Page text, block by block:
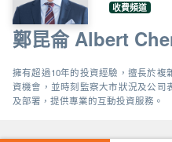
收費頻道
鄭昆侖 Albert
擁有超過10年的投資經驗，擅長於
資機會，並時刻監察大市狀況及公司
及部署，提供專業的互動投資服務。